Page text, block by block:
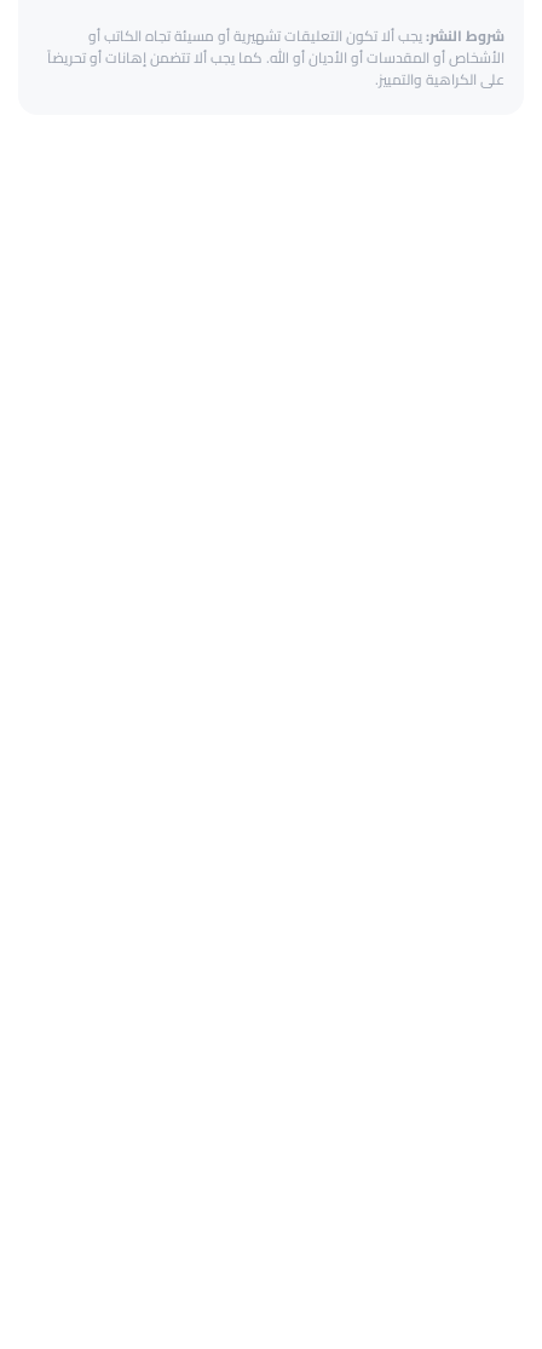
شروط النشر:يجب ألا تكون التعليقات تشهيرية أو مسيئة تجاه الكاتب أو
الأشخاص أو المقدسات أو الأديان أو الله. كما يجب ألا تتضمن إهانات أو تحريضاً
على الكراهية والتمييز.